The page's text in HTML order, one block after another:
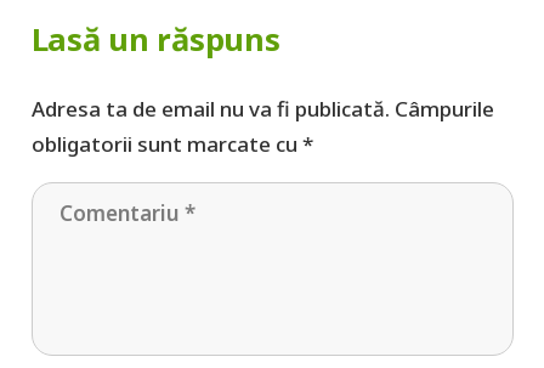
Lasă un răspuns
Adresa ta de email nu va fi publicată. Câmpurile
obligatorii sunt marcate cu *